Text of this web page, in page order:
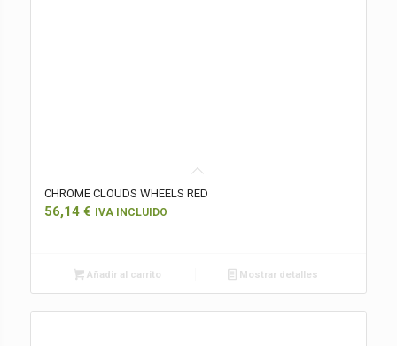
CHROME CLOUDS WHEELS RED
56,14 € IVA INCLUIDO
Añadir al carrito Mostrar detalles